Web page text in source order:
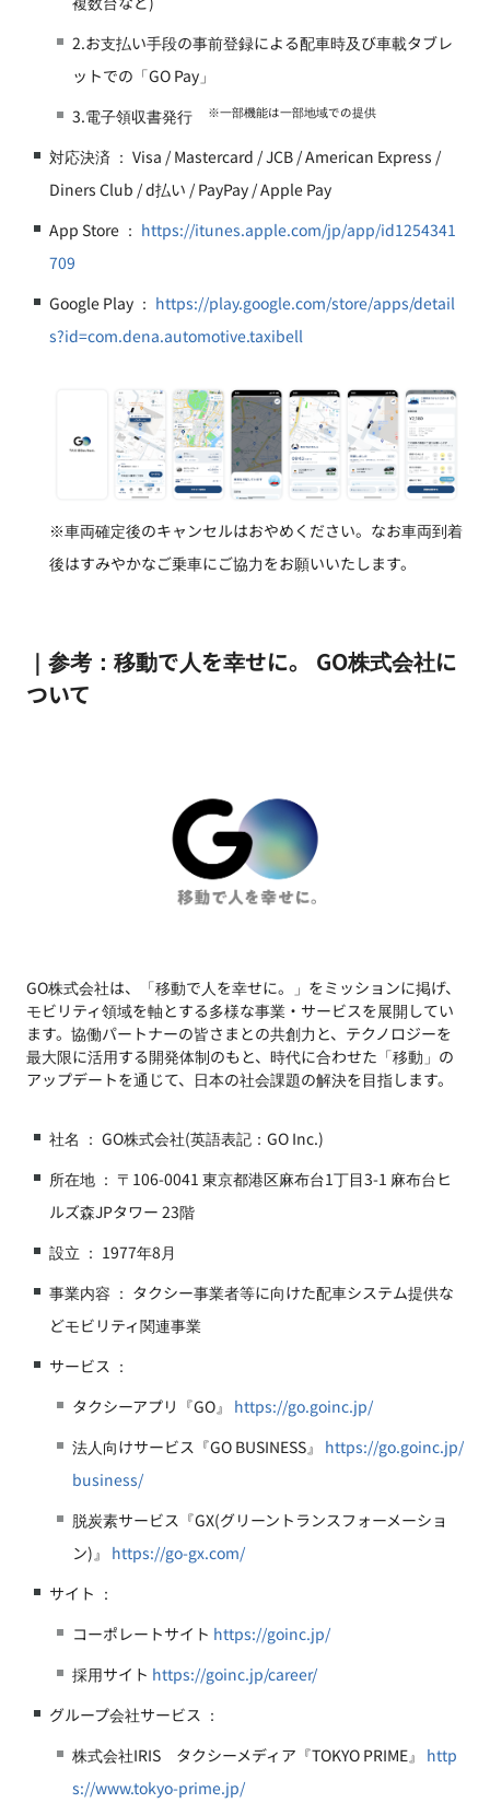
2.お支払い手段の事前登録による配車時及び車載タブレ
ットでの「GO Pay」
3.電子領収書発行
※一部機能は一部地域での提供
対応決済 ： Visa / Mastercard / JCB / American Express /
Diners Club / d払い / PayPay / Apple Pay
App Store ： https://itunes.apple.com/jp/app/id1254341
709
Google Play ： https://play.google.com/store/apps/detail
s?id=com.dena.automotive.taxibell
※車両確定後のキャンセルはおやめください。なお車両到着
後はすみやかなご乗車にご協力をお願いいたします。
｜参考：移動で人を幸せに。 GO株式会社に
ついて
GO株式会社は、「移動で人を幸せに。」をミッションに掲げ、
モビリティ領域を軸とする多様な事業・サービスを展開してい
ます。協働パートナーの皆さまとの共創力と、テクノロジーを
最大限に活用する開発体制のもと、時代に合わせた「移動」の
アップデートを通じて、日本の社会課題の解決を目指します。
社名 ： GO株式会社(英語表記：GO Inc.)
所在地 ： 〒106-0041 東京都港区麻布台1丁目3-1 麻布台ヒ
ルズ森JPタワー 23階
設立 ： 1977年8月
事業内容 ： タクシー事業者等に向けた配車システム提供な
どモビリティ関連事業
サービス ：
タクシーアプリ『GO』 https://go.goinc.jp/
法人向けサービス『GO BUSINESS』 https://go.goinc.jp/
business/
脱炭素サービス『GX(グリーントランスフォーメーショ
ン)』 https://go-gx.com/
サイト ：
コーポレートサイト https://goinc.jp/
採用サイト https://goinc.jp/career/
グループ会社サービス ：
株式会社IRIS タクシーメディア『TOKYO PRIME』 http
s://www.tokyo-prime.jp/